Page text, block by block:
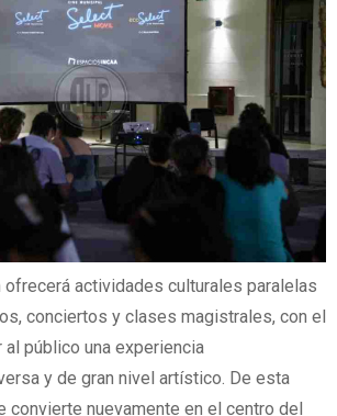
ofrecerá actividades culturales paralelas
conciertos y clases magistrales, con el
público una experiencia
y de gran nivel artístico. De esta
convierte nuevamente en el centro del